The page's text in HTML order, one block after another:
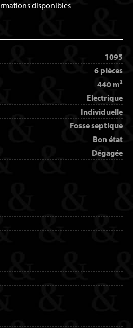
disponibles
1095
6 pièces
440 m²
Electrique
Individuelle
Fosse septique
Bon état
Dégagée